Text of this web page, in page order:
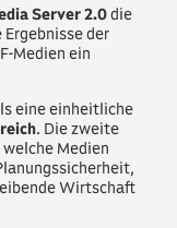
Server 2.0die
der
Medien ein
eine einheitliche
. Die zweite
Medien
Wirtschaft